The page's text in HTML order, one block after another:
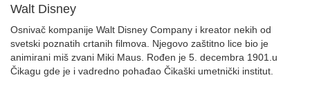
Walt Disney
Osnivač kompanije Walt Disney Company i kreator nekih od
svetski poznatih crtanih filmova. Njegovo zaštitno lice bio je
animirani miš zvani Miki Maus. Rođen je 5. decembra 1901.u
Čikagu gde je i vadredno pohađao Čikaški umetnički institut.